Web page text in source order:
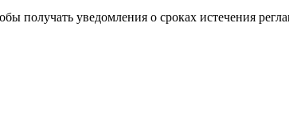
получать уведомления о сроках истечения